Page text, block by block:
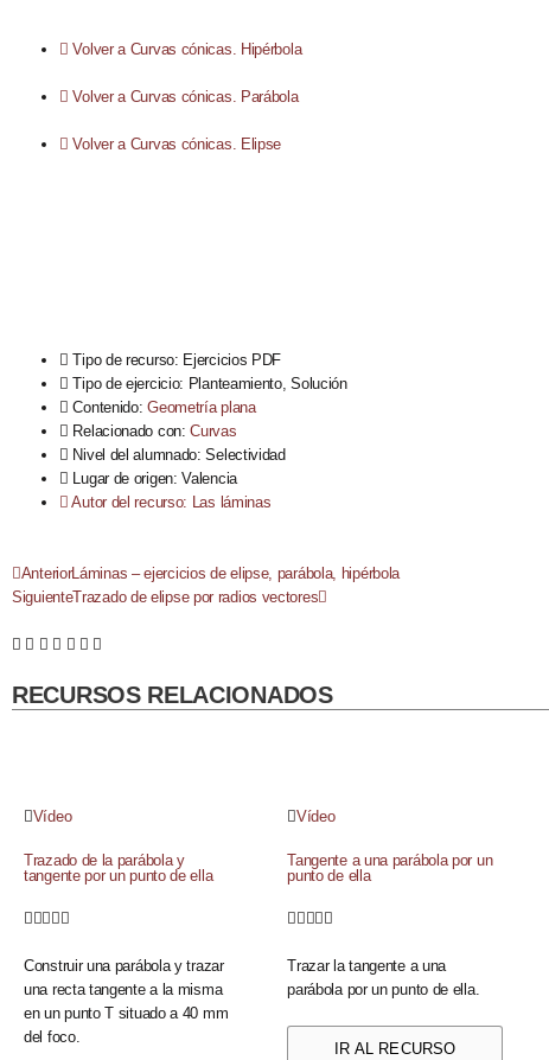
Volver a Curvas cónicas. Hipérbola
Volver a Curvas cónicas. Parábola
Volver a Curvas cónicas. Elipse
Tipo de recurso: Ejercicios PDF
Tipo de ejercicio: Planteamiento,Solución
Contenido:Geometría plana
Relacionado con:Curvas
Nivel del alumnado:Selectividad
Lugar de origen:Valencia
Autor del recurso: Las láminas
AnteriorLáminas – ejercicios de elipse, parábola, hipérbola
SiguienteTrazado de elipse por radios vectores
RECURSOS RELACIONADOS
Vídeo
Trazado de la parábola y
tangente por un punto de ella
    
Construir una parábola y trazar
una recta tangente a la misma
en un punto T situado a 40 mm
del foco.
Vídeo
Tangente a una parábola por un
punto de ella
    
Trazar la tangente a una
parábola por un punto de ella.
IR AL RECURSO